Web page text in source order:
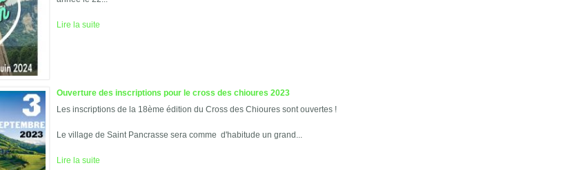
Lire la suite
Ouverture des inscriptions pour le cross des chioures 2023
Les inscriptions de la 18ème édition du Cross des Chioures sont ouvertes !
Le village de Saint Pancrasse sera comme d'habitude un grand...
Lire la suite